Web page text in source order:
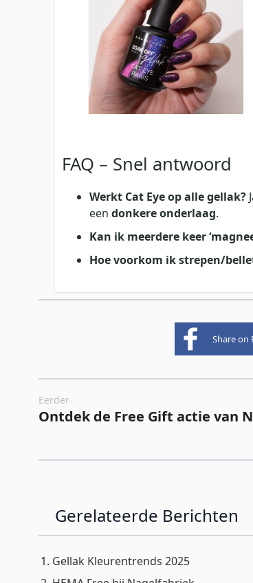
FAQ – Snel antwoord
Werkt Cat Eye op alle gellak?
een donkere onderlaag.
Kan ik meerdere keer
Hoe voorkom ik strepen/
Share on
Eerder
Ontdek de Free Gift actie van
Gerelateerde Berichten
Gellak Kleurentrends 2025